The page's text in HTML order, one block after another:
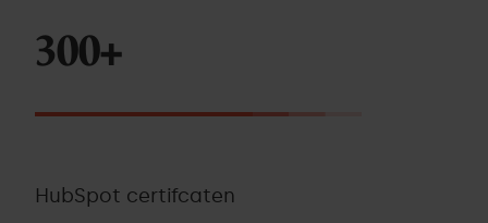
300+
HubSpot certifcaten